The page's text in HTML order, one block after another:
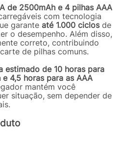
de 2500mAh e 4 pilhas AAA
com tecnologia
garante até 1.000 ciclosde
o desempenho. Além disso,
correto, contribuindo
de pilhas comuns.
estimado de 10 horas para
4,5 horas para as AAA
mantém você
situação, sem depender de